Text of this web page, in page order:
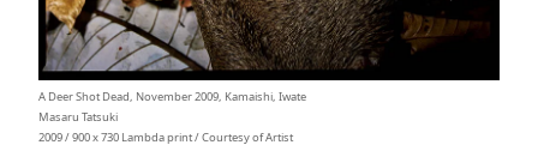
A Deer Shot Dead, November 2009, Kamaishi, Iwate
Masaru Tatsuki
2009 / 900 x 730 Lambda print / Courtesy of Artist